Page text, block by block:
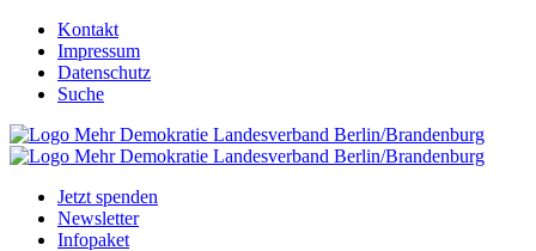
Kontakt
Impressum
Datenschutz
Suche
Jetzt spenden
Newsletter
Infopaket